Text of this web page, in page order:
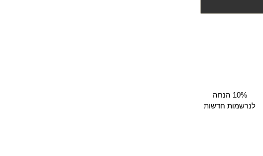
10% הנחה
לנרשמות חדשות